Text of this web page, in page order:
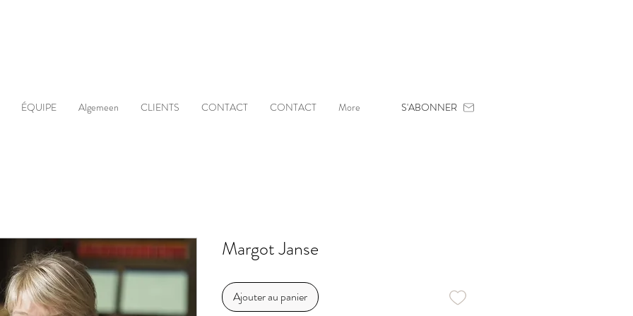
ÉQUIPE Algemeen CLIENTS CONTACT CONTACT More S'ABONNER
Margot Janse
Ajouter au panier